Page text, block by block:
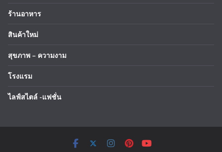
ร้านอาหาร
สินค้าใหม่
สุขภาพ – ความงาม
โรงแรม
ไลฟ์สไตล์ -แฟชั่น